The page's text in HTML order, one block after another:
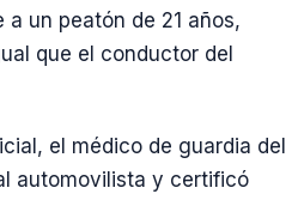
un peatón de 21 años,
que el conductor del
el médico de guardia del
automovilista y certificó